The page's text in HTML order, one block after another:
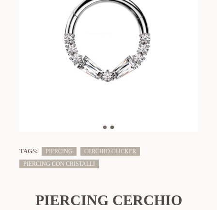
TAGS: PIERCING
CERCHIO CLICKER
PIERCING CON CRISTALLI
PIERCING CERCHIO